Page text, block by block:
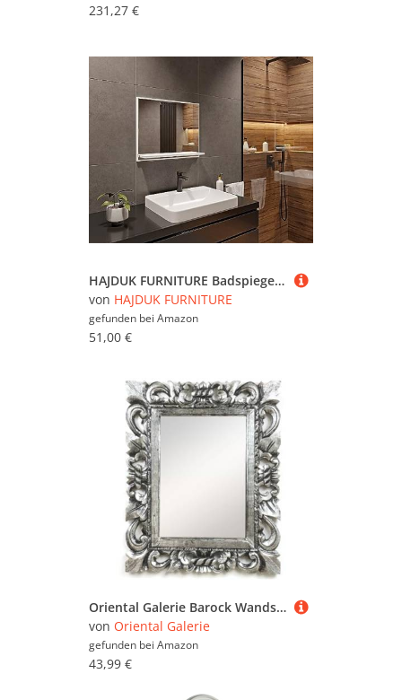
231,27 €
HAJDUK FURNITURE Badspiegel mit Ablage, Weiß Badezimmer Wandspiegel 60 cm, Badezimmerspiegel Bad Spiegel
von HAJDUK FURNITURE
gefunden bei Amazon
51,00 €
Oriental Galerie Barock Wandspiegel Spiegel Schminkspiegel Landhaus Holzrahmen Vintage Shabby Chic Schwarz/Silber 50 x 60cm
von Oriental Galerie
gefunden bei Amazon
43,99 €